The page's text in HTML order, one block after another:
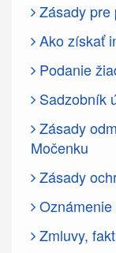
Zásady pre
Ako získať
Podanie
Sadzobník
Zásady
Močenku
Zásady
Zmluvy,